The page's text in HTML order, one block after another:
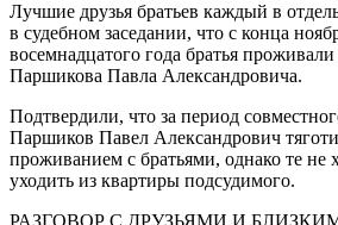
Лучшие друзья братьев каждый в
в судебном заседании, что с конца
восемнадцатого года братья
Паршикова Павла Александровича.
Подтвердили, что за период
Паршиков Павел Александрович
проживанием с братьями, однако те не
уходить из квартиры подсудимого.